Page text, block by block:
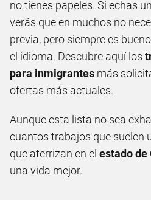
no tienes papeles. Si echas
verás que en muchos no
previa, pero siempre es
el idioma. Descubre aquí los
para inmigrantes más
ofertas más actuales.
Aunque esta lista no sea
cuantos trabajos que suelen
que aterrizan en el estado de
una vida mejor.